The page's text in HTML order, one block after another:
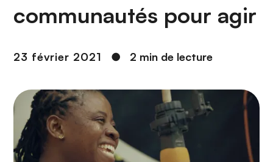
communautés pour agir
23 février 2021 ● 2 min de lecture